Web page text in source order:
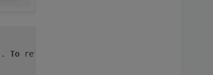
. To retry it disable/enable the adapter